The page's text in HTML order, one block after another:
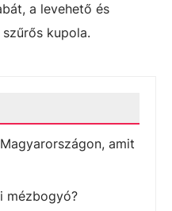
a levehető és
kupola.
amit
mézbogyó?